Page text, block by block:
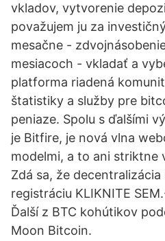
vkladov, vytvorenie
považujem ju za
mesačne -
mesiacoch - vkladať a
platforma riadená
štatistiky a služby pre
peniaze. Spolu s ďalšími
je Bitfire, je nová vlna
modelmi, a to ani striktne
Zdá sa, že
registráciu KLIKNITE
Ďalší z BTC kohútikov
Moon Bitcoin.